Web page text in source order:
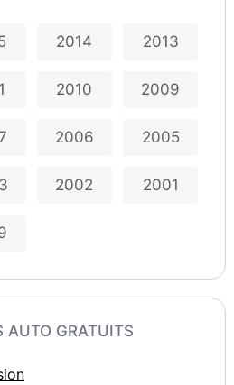
2014 2013
2010 2009
2006 2005
2002 2001
AUTO GRATUITS